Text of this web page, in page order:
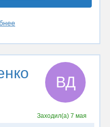
ВД
Заходил(а) 7 мая